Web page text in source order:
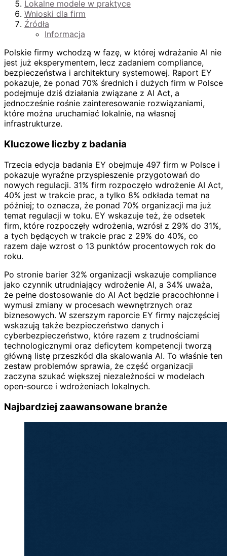
Lokalne modele w praktyce
Wnioski dla firm
Źródła
Informacja
Polskie firmy wchodzą w fazę, w której wdrażanie AI nie
jest już eksperymentem, lecz zadaniem compliance,
bezpieczeństwa i architektury systemowej. Raport EY
pokazuje, że ponad 70% średnich i dużych firm w Polsce
podejmuje dziś działania związane z AI Act, a
jednocześnie rośnie zainteresowanie rozwiązaniami,
które można uruchamiać lokalnie, na własnej
infrastrukturze.
Kluczowe liczby z badania
Trzecia edycja badania EY obejmuje 497 firm w Polsce i
pokazuje wyraźne przyspieszenie przygotowań do
nowych regulacji. 31% firm rozpoczęło wdrożenie AI Act,
40% jest w trakcie prac, a tylko 8% odkłada temat na
później; to oznacza, że ponad 70% organizacji ma już
temat regulacji w toku. EY wskazuje też, że odsetek
firm, które rozpoczęły wdrożenia, wzrósł z 29% do 31%,
a tych będących w trakcie prac z 29% do 40%, co
razem daje wzrost o 13 punktów procentowych rok do
roku.
Po stronie barier 32% organizacji wskazuje compliance
jako czynnik utrudniający wdrożenie AI, a 34% uważa,
że pełne dostosowanie do AI Act będzie pracochłonne i
wymusi zmiany w procesach wewnętrznych oraz
biznesowych. W szerszym raporcie EY firmy najczęściej
wskazują także bezpieczeństwo danych i
cyberbezpieczeństwo, które razem z trudnościami
technologicznymi oraz deficytem kompetencji tworzą
główną listę przeszkód dla skalowania AI. To właśnie ten
zestaw problemów sprawia, że część organizacji
zaczyna szukać większej niezależności w modelach
open-source i wdrożeniach lokalnych.
Najbardziej zaawansowane branże